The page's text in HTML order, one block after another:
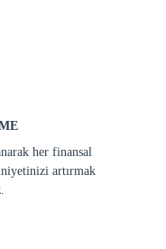
her finansal
artırmak